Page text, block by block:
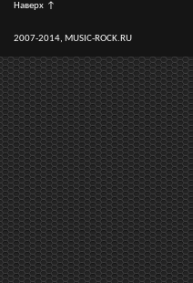
Наверх ↑
2007-2014, MUSIC-ROCK.RU